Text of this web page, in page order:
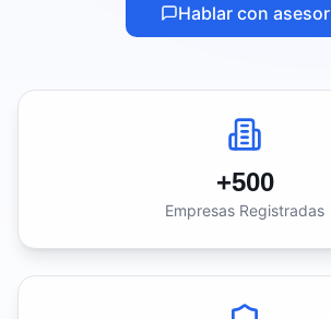
Hablar con asesor
+500
Empresas Registradas